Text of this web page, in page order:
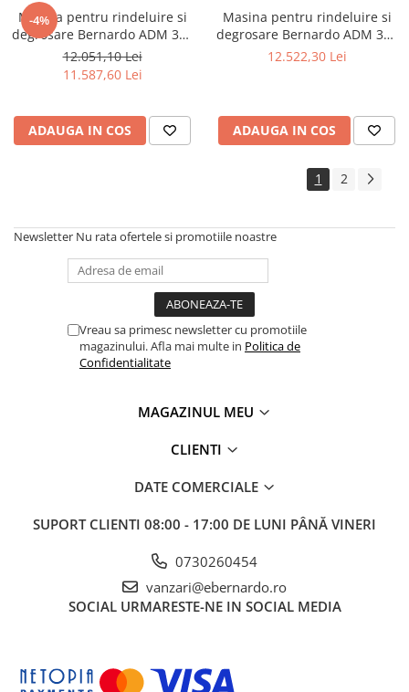
Dispozitive de prindere pentru
unelte
Elemente de prindere mecanică
Fălci pentru PHV / VHV
Mese rotative / mese inclinabile /
Etape XY
Bloc ecartament, masurare și
Dispozitiv de testare
Indicator cadran / Baze magnetice
Micrometru de adancime
Prisma
Set unelte de masurare
Instrumente de decupare
metalelor
Instrumente de găurit
-4%
Masina pentru rindeluire si
degrosare Bernardo ADM 300
- 400 V
12.051,10 Lei
11.587,60 Lei
ADAUGA IN COS
Masina pentru rindeluire si
degrosare Bernardo ADM 300
V - 400 V
12.522,30 Lei
ADAUGA IN COS
1 2
Newsletter Nu rata ofertele si promotiile noastre
Vreau sa primesc newsletter cu promotiile
magazinului. Afla mai multe in Politica de
Confidentialitate
MAGAZINUL MEU
CLIENTI
DATE COMERCIALE
SUPORT CLIENTI 08:00 - 17:00 DE LUNI PÂNĂ VINERI
0730260454
vanzari@ebernardo.ro
SOCIAL URMARESTE-NE IN SOCIAL MEDIA